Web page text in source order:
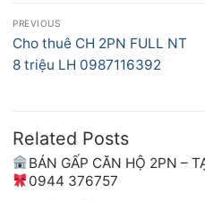
Điều
hướng
bài
PREVIOUS
Previous
post:
Cho thuê CH 2PN FULL NT
8 triệu LH 0987116392
Related Posts
BÁN GẤP CĂN HỘ 2PN –
0944 376757